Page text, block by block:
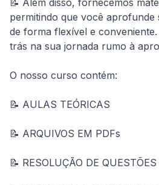
📝 Além disso, fornecemos
permitindo que você aprofunde
de forma flexível e
trás na sua jornada rumo à
O nosso curso contém:
📝 AULAS TEÓRICAS
📝 ARQUIVOS EM PDFs
📝 RESOLUÇÃO DE QUESTÕES